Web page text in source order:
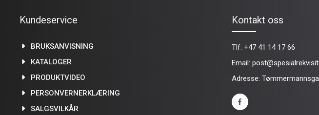
Kundeservice
BRUKSANVISNING
KATALOGER
PRODUKTVIDEO
PERSONVERNERKLÆRING
SALGSVILKÅR
Kontakt oss
Tlf: +47 41 14 17 66
Email:
Adresse: